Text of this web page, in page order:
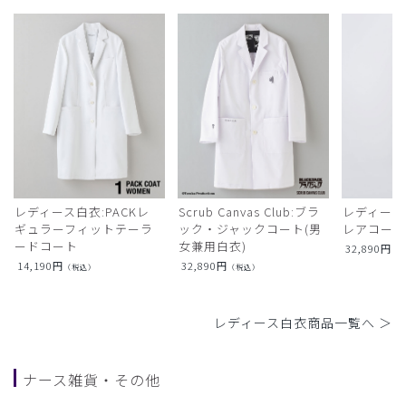
レディース白衣:PACKレ
ギュラーフィットテーラ
ードコート
14,190円 （税込）
Scrub Canvas Club:ブラ
ック・ジャックコート(男
女兼用白衣)
32,890円 （税込）
レディー
レアコート
32,890円
レディース白衣商品一覧へ ＞
ナース雑貨・その他